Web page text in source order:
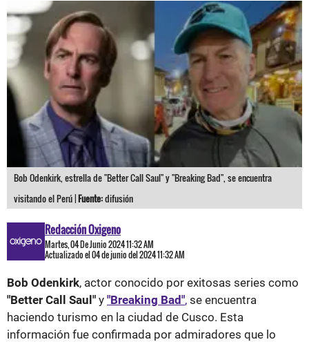
Bob Odenkirk, estrella de "Better Call Saul" y "Breaking Bad", se encuentra
visitando el Perú |Fuente:difusión
Redacción Oxigeno
Martes, 04 De Junio 2024 11:32 AM
Actualizado el 04 de junio del 2024 11:32 AM
Bob Odenkirk, actor conocido por exitosas series como
"Better Call Saul" y "Breaking Bad", se encuentra
haciendo turismo en la ciudad de Cusco. Esta
información fue confirmada por admiradores que lo